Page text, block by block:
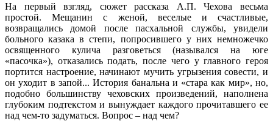
На первый взгляд, сюжет рассказа А.П. Чехова весьма
простой. Мещанин с женой, веселые и счастливые,
возвращались домой после пасхальной службы, увидели
больного казака в степи, попросившего у них немножечко
освященного кулича разговеться (назывался на юге
«пасочка»), отказались подать, после чего у главного героя
портится настроение, начинают мучить угрызения совести, и
он уходит в запой... История банальна и «стара как мир», но,
подобно большинству чеховских произведений, наполнена
глубоким подтекстом и вынуждает каждого прочитавшего ее
над чем-то задуматься. Вопрос – над чем?